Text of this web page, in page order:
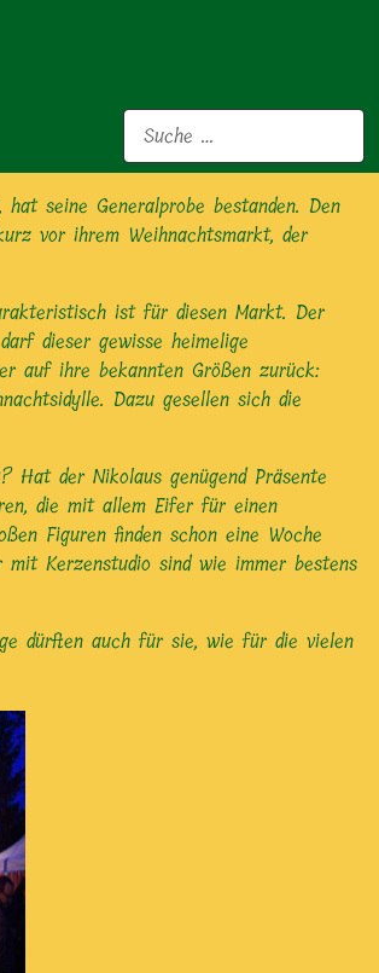
Suchen
seine Generalprobe bestanden. Den
vor ihrem Weihnachtsmarkt, der
ist für diesen Markt. Der
dieser gewisse heimelige
auf ihre bekannten Größen zurück:
Dazu gesellen sich die
der Nikolaus genügend Präsente
die mit allem Eifer für einen
Figuren finden schon eine Woche
Kerzenstudio sind wie immer bestens
dürften auch für sie, wie für die vielen